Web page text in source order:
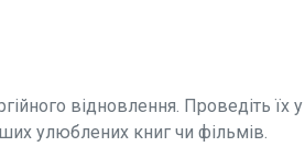
відновлення. Проведіть їх у
улюблених книг чи фільмів.